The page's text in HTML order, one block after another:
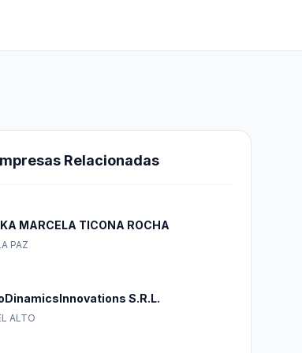
Relacionadas
MARCELA TICONA ROCHA
PAZ
S.R.L.
ALTO